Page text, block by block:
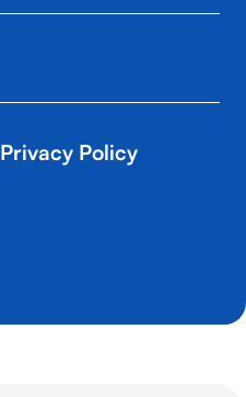
Privacy Policy